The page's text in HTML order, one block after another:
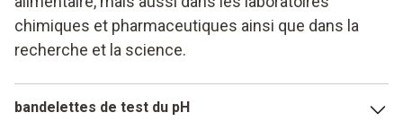
chimiques et pharmaceutiques ainsi que dans la
recherche et la science.
bandelettes de test du pH